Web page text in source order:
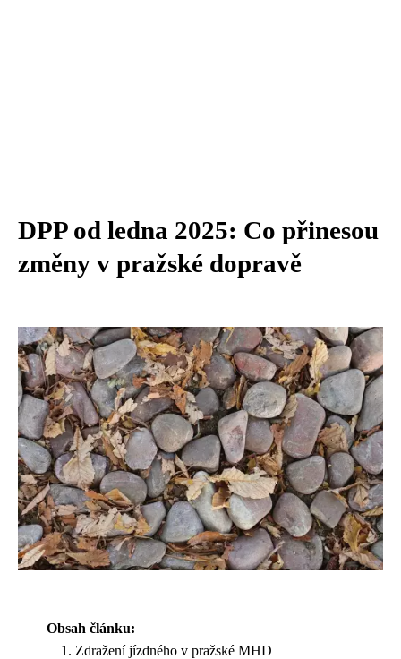
DPP od ledna 2025: Co přinesou
změny v pražské dopravě
Obsah článku:
Zdražení jízdného v pražské MHD